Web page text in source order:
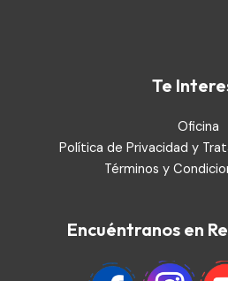
Te
Oficina
Política de Privacidad y
Términos y
Encuéntranos en